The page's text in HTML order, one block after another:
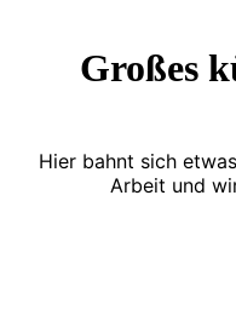
Großes
Hier bahnt sich
Arbeit und